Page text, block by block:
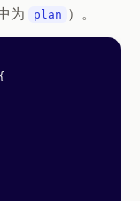
为
plan ）。